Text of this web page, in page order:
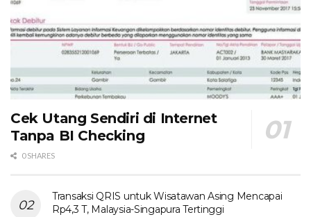
Cek Utang Sendiri di Internet
Tanpa BI Checking
0 SHARES
Transaksi QRIS untuk Wisatawan Asing Mencapai
Rp4,3 T, Malaysia-Singapura Tertinggi